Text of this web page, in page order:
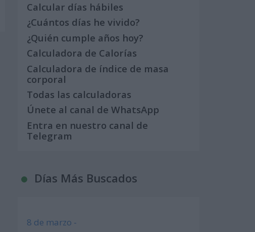
Calcular días hábiles
¿Cuántos días he vivido?
¿Quién cumple años hoy?
Calculadora de Calorías
Calculadora de índice de masa
corporal
Todas las calculadoras
Únete al canal de WhatsApp
Entra en nuestro canal de
Telegram
Días Más Buscados
8 de marzo -